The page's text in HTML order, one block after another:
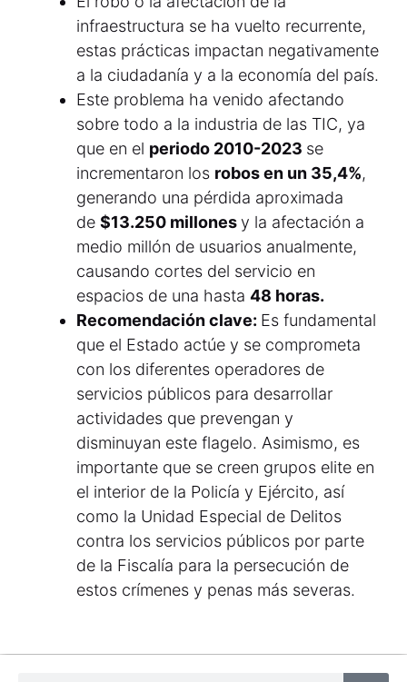
infraestructura se ha vuelto recurrente,
estas prácticas impactan negativamente
a la ciudadanía y a la economía del país.
Este problema ha venido afectando
sobre todo a la industria de las TIC, ya
que en el periodo 2010-2023 se
incrementaron los robos en un 35,4%,
generando una pérdida aproximada
de $13.250 millonesy la afectación a
medio millón de usuarios anualmente,
causando cortes del servicio en
espacios de una hasta 48 horas.
Recomendación clave: Es fundamental
que el Estado actúe y se comprometa
con los diferentes operadores de
servicios públicos para desarrollar
actividades que prevengan y
disminuyan este flagelo. Asimismo, es
importante que se creen grupos elite en
el interior de la Policía y Ejército, así
como la Unidad Especial de Delitos
contra los servicios públicos por parte
de la Fiscalía para la persecución de
estos crímenes y penas más severas.